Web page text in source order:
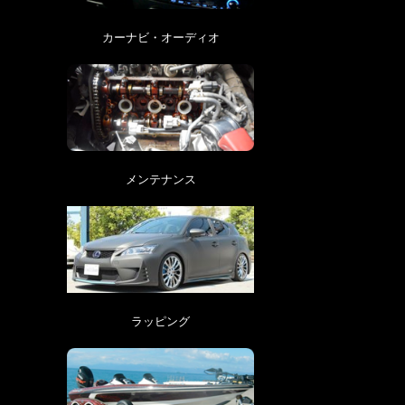
カーナビ・オーディオ
メンテナンス
ラッピング